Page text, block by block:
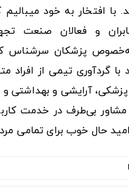
با افتخار به خود
و فعالان صنعت
پزشکان سرشناس
با گردآوری تیمی از افراد
آرایشی و بهداشتی
مشاور بی‌طرف در خدمت
حال خوب برای تمامی